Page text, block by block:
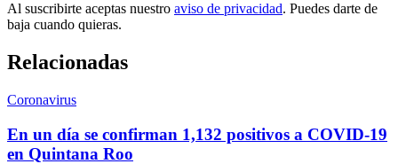
Al suscribirte aceptas nuestro aviso de privacidad. Puedes darte de
baja cuando quieras.
Relacionadas
Coronavirus
En un día se confirman 1,132 positivos a COVID-19
en Quintana Roo